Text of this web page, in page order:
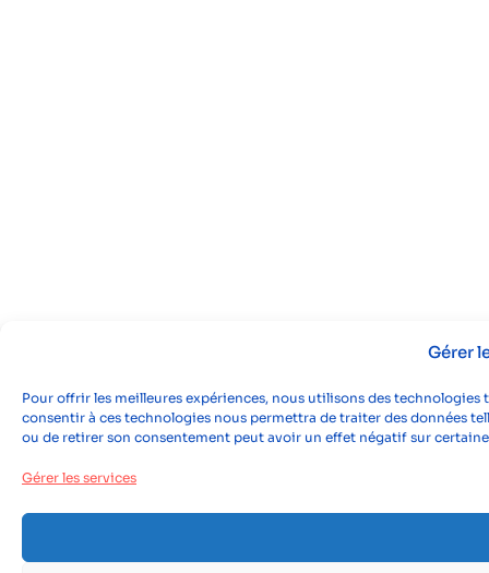
Gérer
Pour offrir les meilleures expériences, nous utilisons des
consentir à ces technologies nous permettra de traiter des données
ou de retirer son consentement peut avoir un effet négatif sur
Gérer les services